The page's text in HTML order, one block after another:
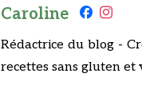
Caroline
Rédactrice du blog -
recettes sans gluten et